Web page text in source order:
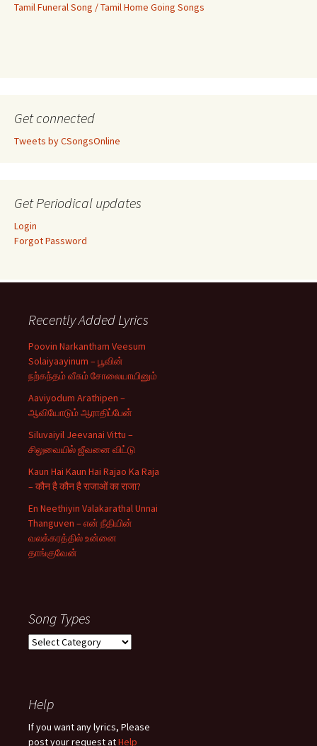
Tamil Funeral Song / Tamil Home Going Songs
Get connected
Tweets by CSongsOnline
Get Periodical updates
Login
Forgot Password
Recently Added Lyrics
Poovin Narkantham Veesum
Solaiyaayinum – பூவின்
நற்கந்தம் வீசும் சோலையாயினும்
Aaviyodum Arathipen –
ஆவியோடும் ஆராதிப்பேன்
Siluvaiyil Jeevanai Vittu –
சிலுவையில் ஜீவனை விட்டு
Kaun Hai Kaun Hai Rajao Ka Raja
– कौन है कौन है राजाओं का राजा?
En Neethiyin Valakarathal Unnai
Thanguven – என் நீதியின்
வலக்கரத்தில் உன்னை
தாங்குவேன்
Song Types
Song
Help
If you want any lyrics, Please
post your request atHelp